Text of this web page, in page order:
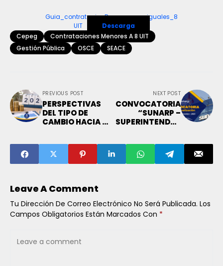
Guia_contratacionBs_menores_iguales_8
UIT
Descarga
Cepeg
Contrataciones Menores A 8 UIT
Gestión Pública
OSCE SEACE
PREVIOUS POST
PERSPECTIVAS
DEL TIPO DE
CAMBIO HACIA EL
COS,
ESCENARIOS Y
RIESGOS
NEXT POST
CONVOCATORIA
“SUNARP –
SUPERINTENDEN
PÚBLICOS –
DICIEMBRE 2025”
Leave A Comment
Tu Dirección De Correo Electrónico No Será Publicada. Los
Campos Obligatorios Están Marcados Con *